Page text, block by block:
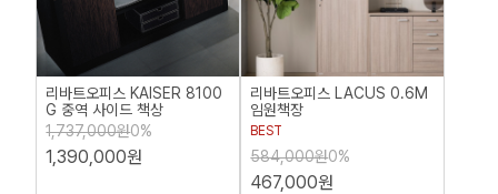
리바트오피스 KAISER 8100
G 중역 사이드 책상
1,737,000원0%
1,390,000원
리바트오피스 LACUS 0.6M
임원책장
BEST
584,000원0%
467,000원